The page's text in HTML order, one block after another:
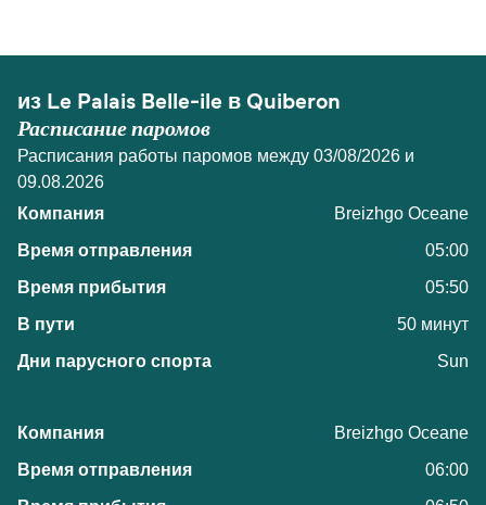
из Le Palais Belle-ile в Quiberon
Расписание паромов
Расписания работы паромов между 03/08/2026 и
09.08.2026
Breizhgo Oceane
05:00
05:50
50 минут
Sun
Breizhgo Oceane
06:00